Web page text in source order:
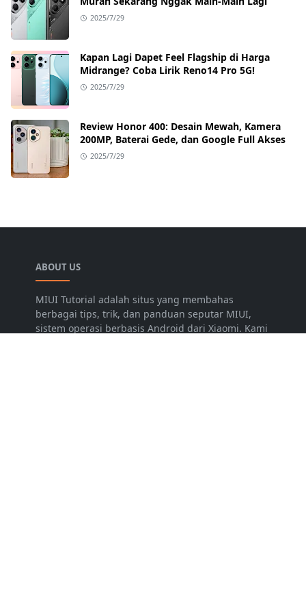
2025/7/29
Kapan Lagi Dapet Feel Flagship di Harga
Midrange? Coba Lirik Reno14 Pro 5G!
2025/7/29
Review Honor 400: Desain Mewah, Kamera
200MP, Baterai Gede, dan Google Full Akses
2025/7/29
ABOUT US
MIUI Tutorial adalah situs yang membahas
berbagai tips, trik, dan panduan seputar MIUI,
sistem operasi berbasis Android dari Xiaomi. Kami